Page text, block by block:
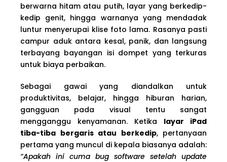
berwarna hitam atau putih, layar yang berkedip-
kedip genit, hingga warnanya yang mendadak
luntur menyerupai klise foto lama. Rasanya pasti
campur aduk antara kesal, panik, dan langsung
terbayang bayangan isi dompet yang terkuras
untuk biaya perbaikan.
Sebagai gawai yang diandalkan untuk
produktivitas, belajar, hingga hiburan harian,
gangguan pada visual tentu sangat
mengganggu kenyamanan. Ketika layar iPad
tiba-tiba bergaris atau berkedip, pertanyaan
pertama yang muncul di kepala biasanya adalah:
“Apakah ini cuma bug software setelah update